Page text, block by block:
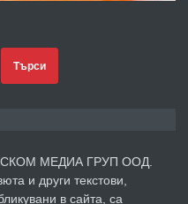
преди 4 месеца
Търси
ЕСКОМ МЕДИА ГРУП ООД.
и други текстови,
в сайта, са